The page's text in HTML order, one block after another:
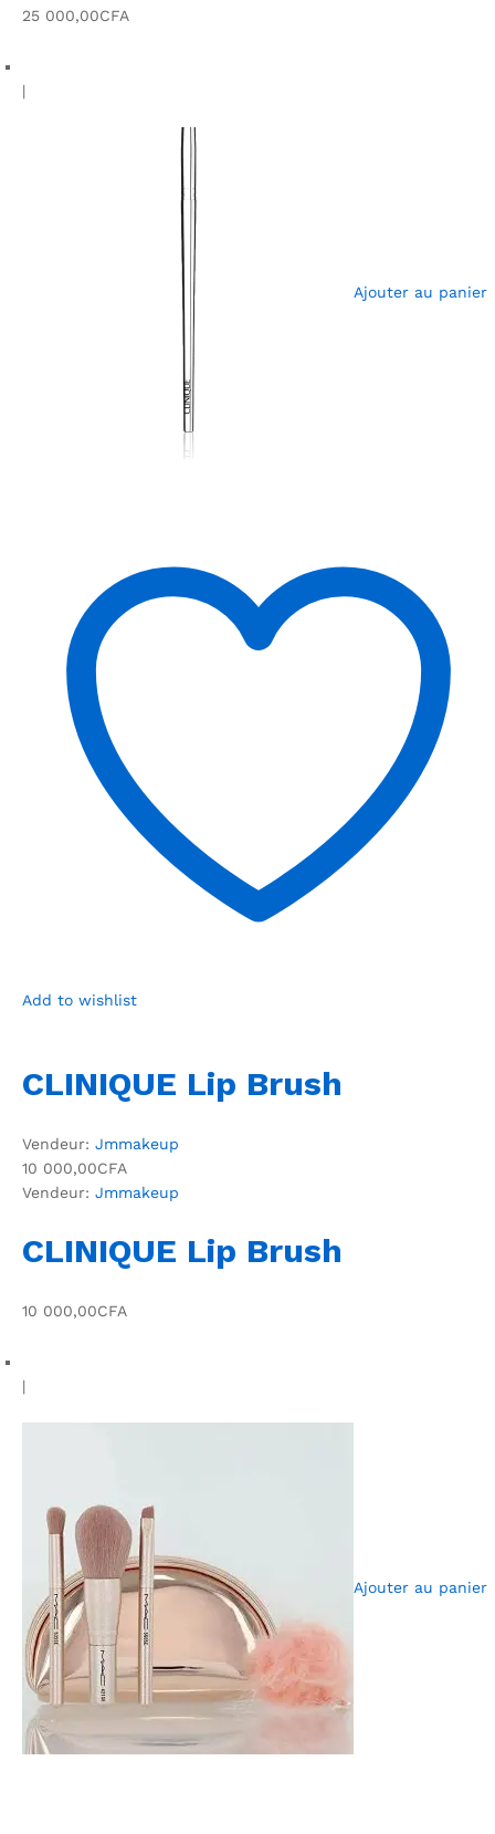
25 000,00CFA
|
Ajouter au panier
Add to wishlist
CLINIQUE Lip Brush
Vendeur: Jmmakeup
10 000,00CFA
Vendeur: Jmmakeup
CLINIQUE Lip Brush
10 000,00CFA
|
Ajouter au panier